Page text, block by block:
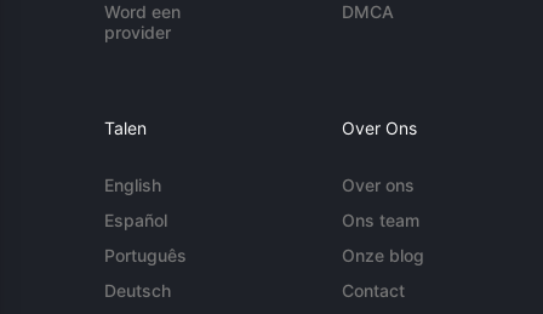
Word een
provider
DMCA
Talen
English
Español
Português
Deutsch
Over Ons
Over ons
Ons team
Onze blog
Contact